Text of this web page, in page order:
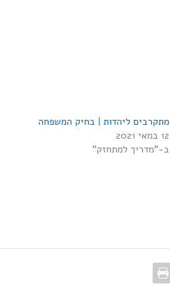
מתקרבים ליהדות | בחיק המשפחה
12 במאי 2021
ב-"מדריך למתחזק"